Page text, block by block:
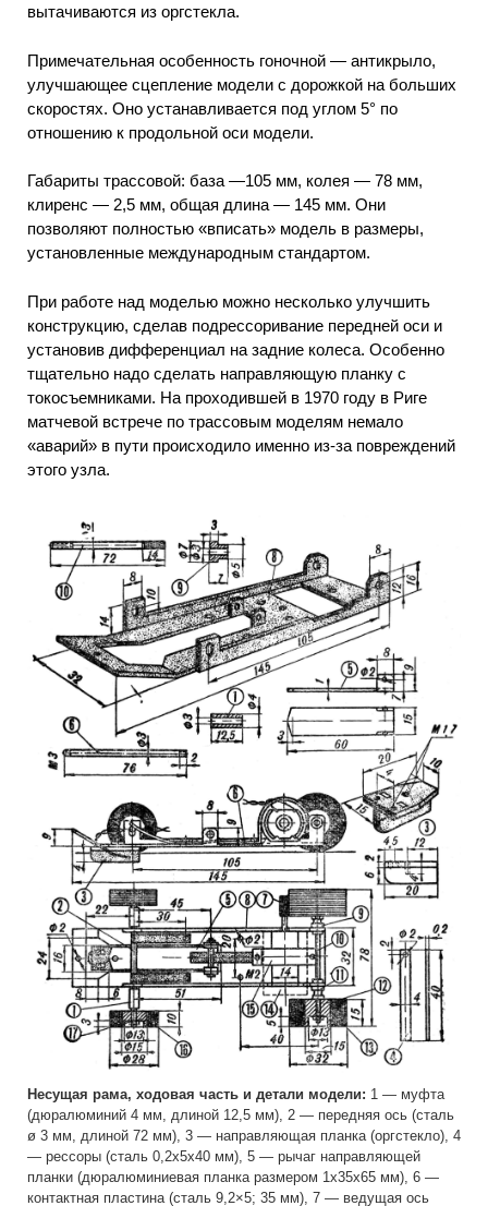
вытачиваются из оргстекла.
Примечательная особенность гоночной — антикрыло,
улучшающее сцепление модели с дорожкой на больших
скоростях. Оно устанавливается под углом 5° по
отношению к продольной оси модели.
Габариты трассовой: база —105 мм, колея — 78 мм,
клиренс — 2,5 мм, общая длина — 145 мм. Они
позволяют полностью «вписать» модель в размеры,
установленные международным стандартом.
При работе над моделью можно несколько улучшить
конструкцию, сделав подрессоривание передней оси и
установив дифференциал на задние колеса. Особенно
тщательно надо сделать направляющую планку с
токосъемниками. На проходившей в 1970 году в Риге
матчевой встрече по трассовым моделям немало
«аварий» в пути происходило именно из-за повреждений
этого узла.
Несущая рама, ходовая часть и детали модели: 1 — муфта
(дюралюминий 4 мм, длиной 12,5 мм), 2 — передняя ось (сталь
ø 3 мм, длиной 72 мм), 3 — направляющая планка (оргстекло), 4
— рессоры (сталь 0,2x5x40 мм), 5 — рычаг направляющей
планки (дюралюминиевая планка размером 1x35x65 мм), 6 —
контактная пластина (сталь 9,2×5; 35 мм), 7 — ведущая ось